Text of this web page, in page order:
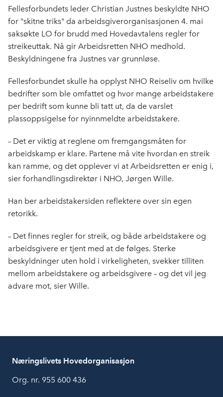
e
o
k
e
d
o
t
Fellesforbundets leder Christian Justnes beskyldte NHO
for "skitne triks" da arbeidsgiverorganisasjonen 4. mai
saksøkte LO for brudd med Hovedavtalens regler for
streikeuttak. Nå gir Arbeidsretten NHO medhold.
Beskyldningene fra Justnes var grunnløse.
Fellesforbundet skulle ha opplyst NHO Reiseliv om hvilke
bedrifter som ble omfattet og hvor mange arbeidstakere
per bedrift som kunne bli tatt ut, da de varslet
plassoppsigelse for nyinnmeldte arbeidstakere.
– Det er viktig at reglene om fremgangsmåten for
arbeidskamp er klare. Partene må vite hvordan en streik
kan ramme, og det opplever vi at Arbeidsretten er enig i,
sier forhandlingsdirektør i NHO, Jørgen Wille.
Han ber arbeidstakersiden reflektere over sin egen
retorikk.
– Det finnes regler for streik, og både arbeidstakere og
arbeidsgivere er tjent med at de følges. Sterke
beskyldninger uten hold i virkeligheten, svekker tilliten
mellom arbeidstakere og arbeidsgivere – og det vil jeg
advare mot, sier Wille.
Næringslivets Hovedorganisasjon
Org. nr. 955 600 436